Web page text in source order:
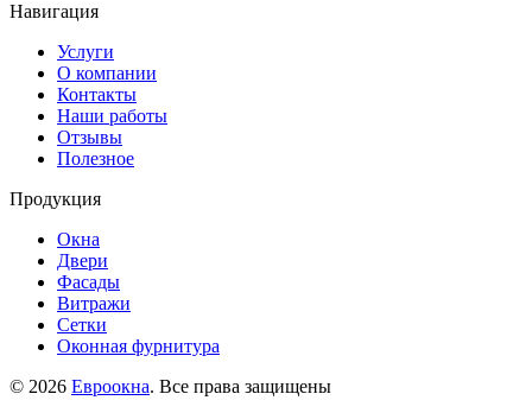
Навигация
Услуги
О компании
Контакты
Наши работы
Отзывы
Полезное
Продукция
Окна
Двери
Фасады
Витражи
Сетки
Оконная фурнитура
© 2026 Евроокна. Все права защищены